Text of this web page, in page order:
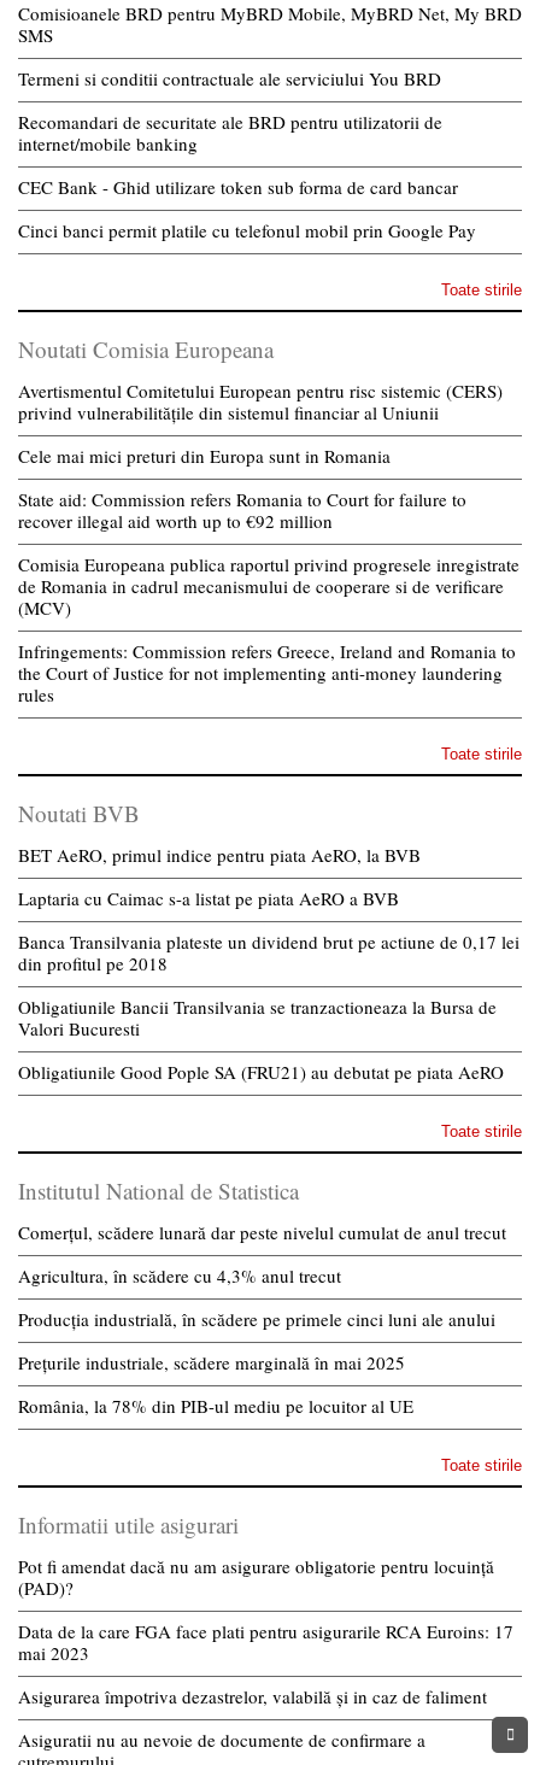
Comisioanele BRD pentru MyBRD Mobile, MyBRD Net, My BRD
SMS
Termeni si conditii contractuale ale serviciului You BRD
Recomandari de securitate ale BRD pentru utilizatorii de
internet/mobile banking
CEC Bank - Ghid utilizare token sub forma de card bancar
Cinci banci permit platile cu telefonul mobil prin Google Pay
Toate stirile
Noutati Comisia Europeana
Avertismentul Comitetului European pentru risc sistemic (CERS)
privind vulnerabilitățile din sistemul financiar al Uniunii
Cele mai mici preturi din Europa sunt in Romania
State aid: Commission refers Romania to Court for failure to
recover illegal aid worth up to €92 million
Comisia Europeana publica raportul privind progresele inregistrate
de Romania in cadrul mecanismului de cooperare si de verificare
(MCV)
Infringements: Commission refers Greece, Ireland and Romania to
the Court of Justice for not implementing anti-money laundering
rules
Toate stirile
Noutati BVB
BET AeRO, primul indice pentru piata AeRO, la BVB
Laptaria cu Caimac s-a listat pe piata AeRO a BVB
Banca Transilvania plateste un dividend brut pe actiune de 0,17 lei
din profitul pe 2018
Obligatiunile Bancii Transilvania se tranzactioneaza la Bursa de
Valori Bucuresti
Obligatiunile Good Pople SA (FRU21) au debutat pe piata AeRO
Toate stirile
Institutul National de Statistica
Comerțul, scădere lunară dar peste nivelul cumulat de anul trecut
Agricultura, în scădere cu 4,3% anul trecut
Producția industrială, în scădere pe primele cinci luni ale anului
Prețurile industriale, scădere marginală în mai 2025
România, la 78% din PIB-ul mediu pe locuitor al UE
Toate stirile
Informatii utile asigurari
Pot fi amendat dacă nu am asigurare obligatorie pentru locuință
(PAD)?
Data de la care FGA face plati pentru asigurarile RCA Euroins: 17
mai 2023
Asigurarea împotriva dezastrelor, valabilă și in caz de faliment
Asiguratii nu au nevoie de documente de confirmare a